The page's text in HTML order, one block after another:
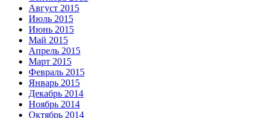
Август 2015
Июль 2015
Июнь 2015
Май 2015
Апрель 2015
Март 2015
Февраль 2015
Январь 2015
Декабрь 2014
Ноябрь 2014
Октябрь 2014